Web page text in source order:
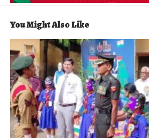
You Might Also Like